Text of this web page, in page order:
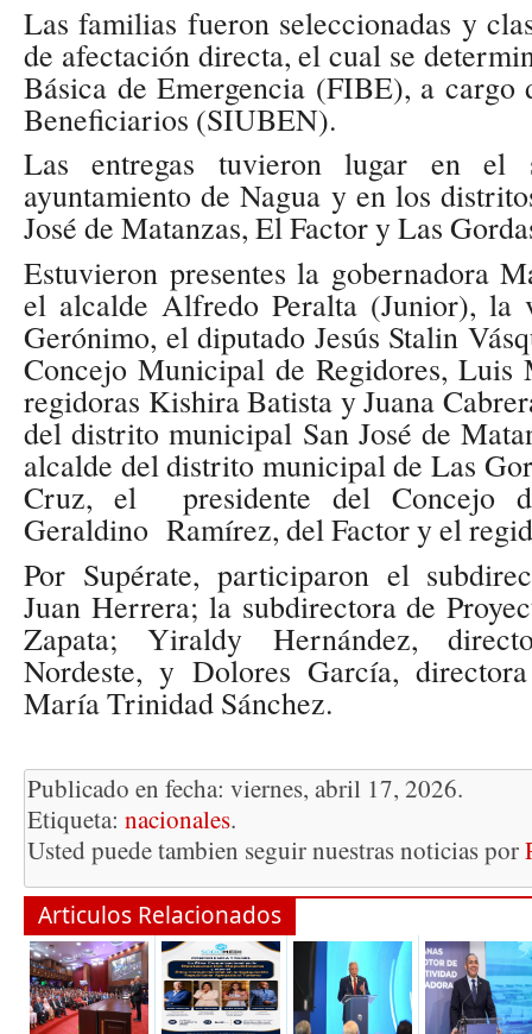
Las familias fueron seleccionadas y
de afectación directa, el cual se
Básica de Emergencia (FIBE), a cargo
Beneficiarios (SIUBEN).
Las entregas tuvieron lugar en el
ayuntamiento de Nagua y en los
José de Matanzas, El Factor y Las
Estuvieron presentes la gobernadora
el alcalde Alfredo Peralta (Junior), la
Gerónimo, el diputado Jesús Stalin
Concejo Municipal de Regidores, Luis
regidoras Kishira Batista y Juana
del distrito municipal San José de
alcalde del distrito municipal de Las
Cruz, el presidente del Concejo
Geraldino Ramírez, del Factor y el
Por Supérate, participaron el
Juan Herrera; la subdirectora de
Zapata; Yiraldy Hernández,
Nordeste, y Dolores García,
María Trinidad Sánchez.
Publicado en fecha: viernes, abril 17, 2026.
Etiqueta: nacionales.
Usted puede tambien seguir nuestras noticias por
Articulos Relacionados